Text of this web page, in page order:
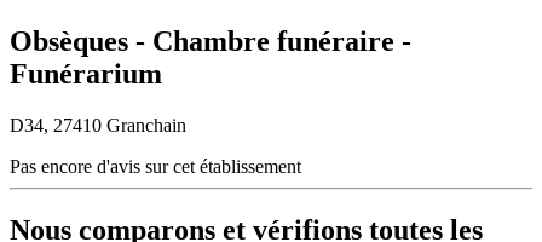
Obsèques - Chambre funéraire -
Funérarium
D34, 27410 Granchain
Pas encore d'avis sur cet établissement
Nous comparons et vérifions toutes les